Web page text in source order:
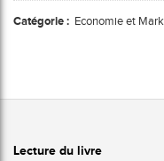
Catégorie : Economie et
Lecture du livre